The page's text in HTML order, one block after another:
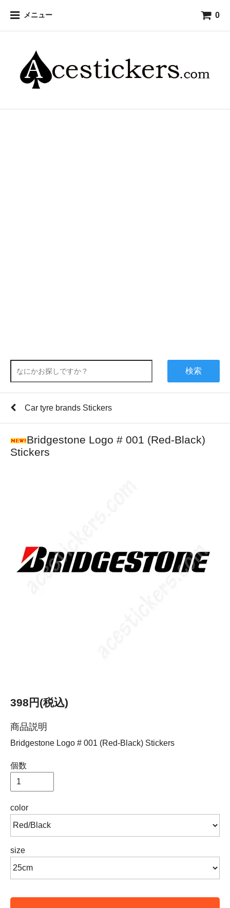
メニュー 0
検索
Car tyre brands Stickers
Bridgestone Logo # 001 (Red-Black)
Stickers
398円(税込)
商品説明
Bridgestone Logo # 001 (Red-Black) Stickers
個数
color
size